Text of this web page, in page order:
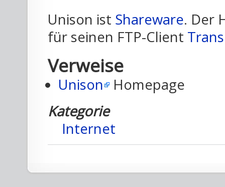
Unison ist Shareware. Der
für seinen FTP-Client
Verweise
Unison
Homepage
Kategorie
Internet